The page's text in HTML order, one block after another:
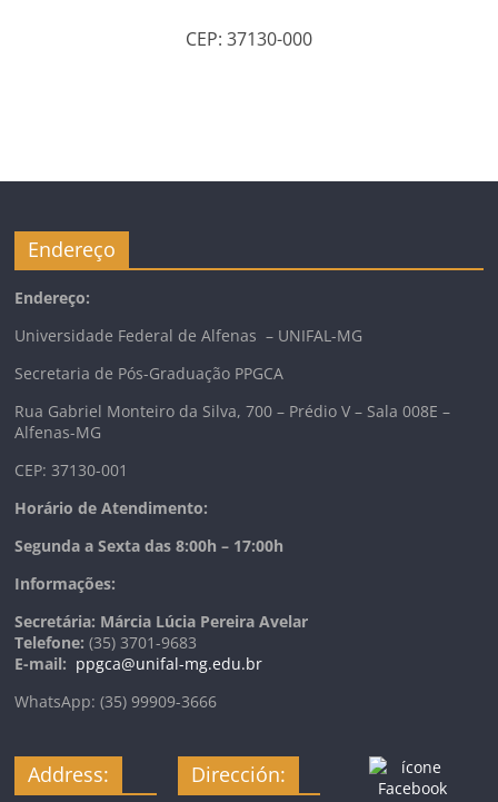
CEP: 37130-000
Endereço
Endereço:
Universidade Federal de Alfenas – UNIFAL-MG
Secretaria de Pós-Graduação PPGCA
Rua Gabriel Monteiro da Silva, 700 – Prédio V – Sala 008E –
Alfenas-MG
CEP: 37130-001
Horário de Atendimento:
Segunda a Sexta das 8:00h – 17:00h
Informações:
Secretária: Márcia Lúcia Pereira Avelar
Telefone: (35) 3701-9683
E-mail: ppgca@unifal-mg.edu.br
WhatsApp: (35) 99909-3666
Address: Dirección: